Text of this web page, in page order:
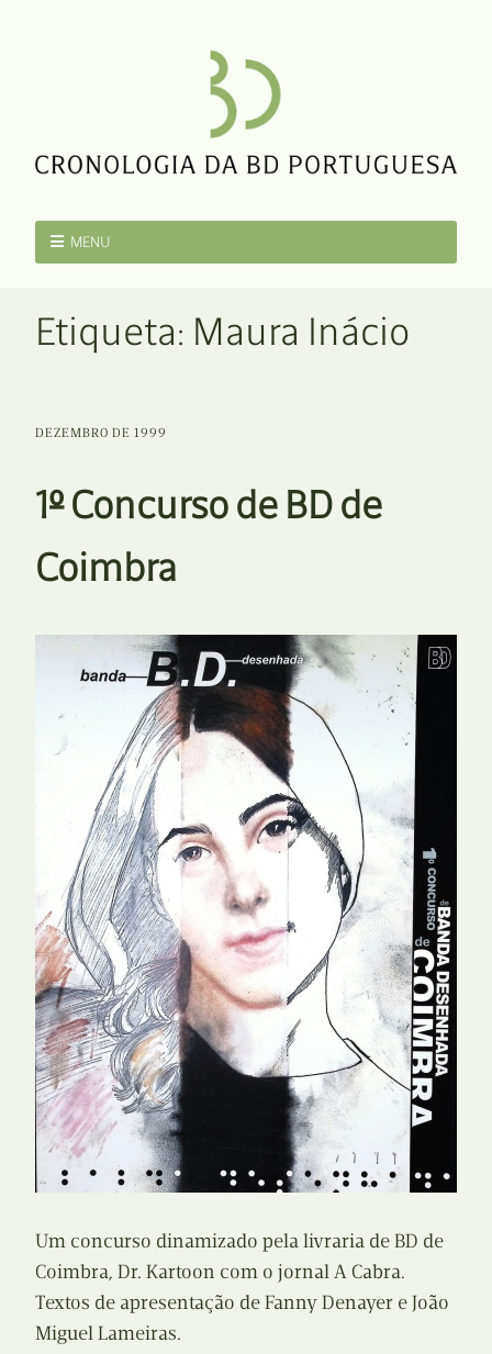
MENU
Etiqueta: Maura Inácio
DEZEMBRO DE 1999
1º Concurso de BD de
Coimbra
Um concurso dinamizado pela livraria de BD de
Coimbra, Dr. Kartoon com o jornal A Cabra.
Textos de apresentação de Fanny Denayer e João
Miguel Lameiras.